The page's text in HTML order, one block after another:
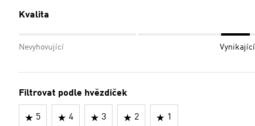
Kvalita
Nevyhovující Vynikající
Filtrovat podle hvězdiček
5 4 3 2 1